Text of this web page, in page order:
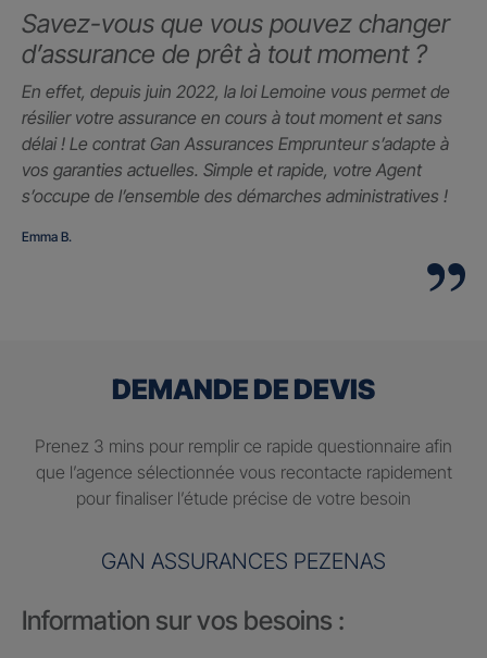
Savez-vous que vous pouvez changer
d’assurance de prêt à tout moment ?
En effet, depuis juin 2022, la loi Lemoine vous permet de
résilier votre assurance en cours à tout moment et sans
délai ! Le contrat Gan Assurances Emprunteur s’adapte à
vos garanties actuelles. Simple et rapide, votre Agent
s’occupe de l’ensemble des démarches administratives !
Emma B.
DEMANDE DE DEVIS
Prenez 3 mins pour remplir ce rapide questionnaire afin
que l’agence sélectionnée vous recontacte rapidement
pour finaliser l’étude précise de votre besoin
GAN ASSURANCES PEZENAS
Information sur vos besoins :